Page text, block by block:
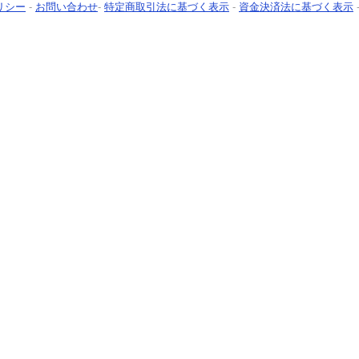
シー - お問い合わせ- 特定商取引法に基づく表示 - 資金決済法に基づく表示 -